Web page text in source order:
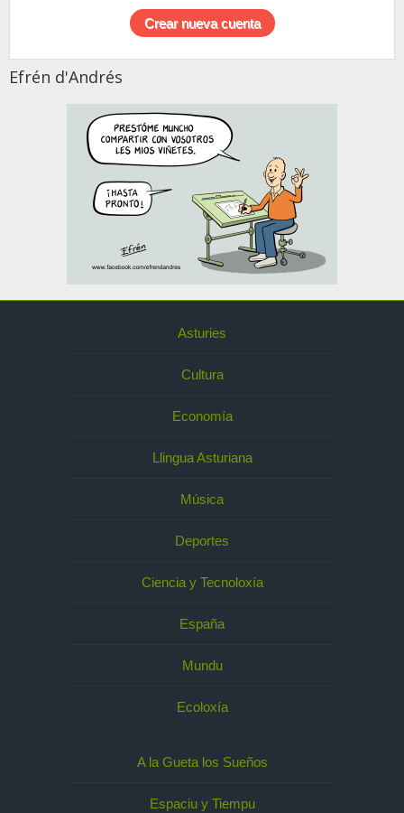
Efrén d'Andrés
Asturies
Cultura
Economía
Llingua Asturiana
Música
Deportes
Ciencia y Tecnoloxía
España
Mundu
Ecoloxía
A la Gueta los Sueños
Espaciu y Tiempu